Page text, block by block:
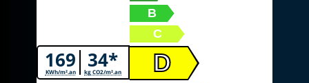
169
KWh/m².an 34*
kg CO2/m².an
B
C
D